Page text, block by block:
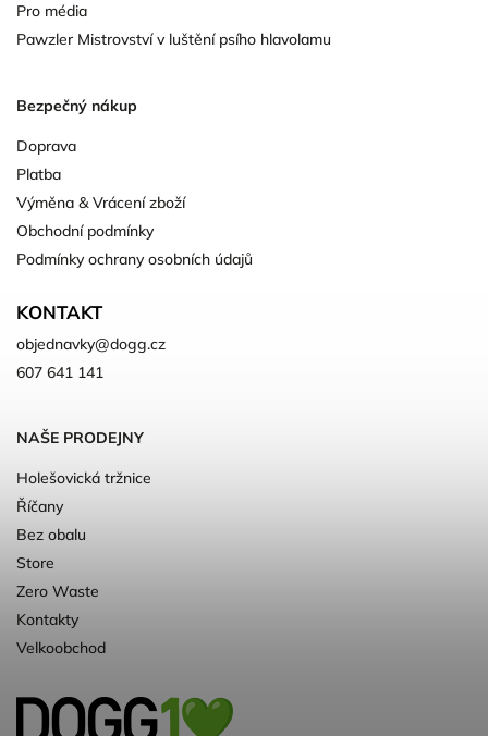
Pro média
Pawzler Mistrovství v luštění psího hlavolamu
Bezpečný nákup
Doprava
Platba
Výměna & Vrácení zboží
Obchodní podmínky
Podmínky ochrany osobních údajů
KONTAKT
objednavky@dogg.cz
607 641 141
NAŠE PRODEJNY
Holešovická tržnice
Říčany
Bez obalu
Store
Zero Waste
Kontakty
Velkoobchod